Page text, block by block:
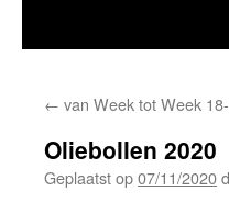
← van Week tot Week
Oliebollen 2020
Geplaatst op07/11/2020